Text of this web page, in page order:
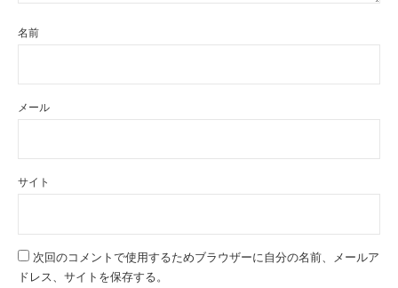
名前
メール
サイト
次回のコメントで使用するためブラウザーに自分の名前、メールア
ドレス、サイトを保存する。